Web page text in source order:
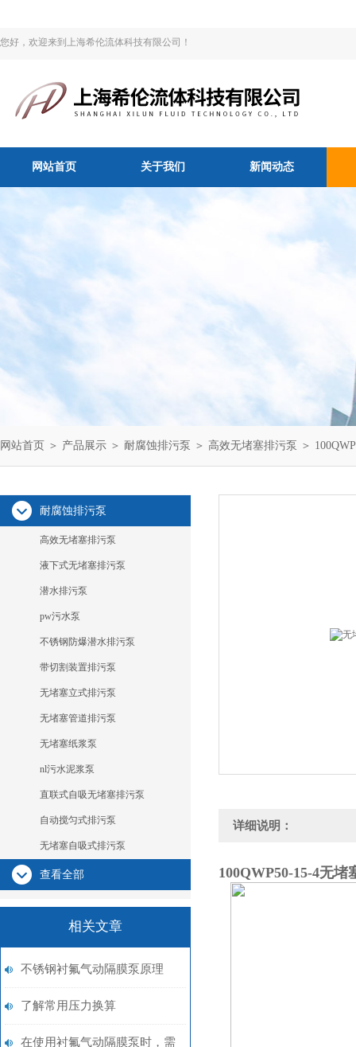
您好，欢迎来到上海希伦流体科技有限公司！
网站首页 关于我们 新闻动态
网站首页 ＞ 产品展示 ＞ 耐腐蚀排污泵 ＞ 高效无堵塞排污泵 ＞
耐腐蚀排污泵
高效无堵塞排污泵
液下式无堵塞排污泵
潜水排污泵
pw污水泵
不锈钢防爆潜水排污泵
带切割装置排污泵
无堵塞立式排污泵
无堵塞管道排污泵
无堵塞纸浆泵
nl污水泥浆泵
直联式自吸无堵塞排污泵
自动搅匀式排污泵
无堵塞自吸式排污泵
查看全部
相关文章
不锈钢衬氟气动隔膜泵原理
​了解常用压力换算
在使用衬氟气动隔膜泵时，需
详细说明：
100QWP50-15-4无堵